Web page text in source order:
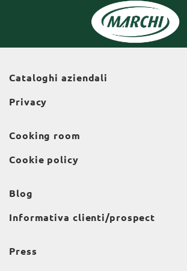
Cataloghi aziendali
Privacy
Cooking room
Cookie policy
Blog
Informativa clienti/prospect
Press